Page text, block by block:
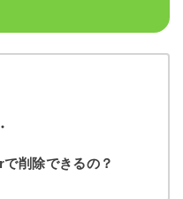
削除できるの？